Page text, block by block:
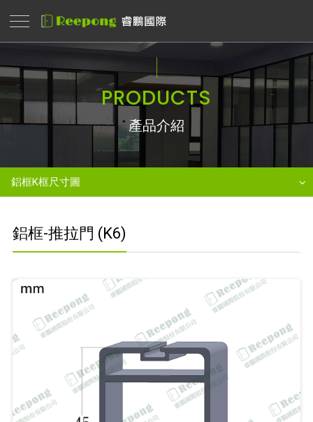
PRODUCTS
產品介紹
鋁框K框尺寸圖
鋁框-推拉門 (K6)